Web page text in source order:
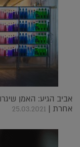
אביב הגיע: האמן
אחרת | 25.03.2021